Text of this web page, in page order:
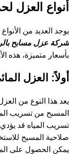
أنواع العزل
يوجد العديد من
شركة عزل مسابح
بأسعار متميزة، هذه
أولاً: العزل
يعد هذا النوع من
المسبح من تسريب
تسريب المياه قد
صلاحية المسبح
يمكن الحصول على